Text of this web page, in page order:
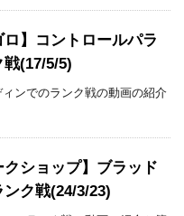
ロ】コントロールパラ
(17/5/5)
ンでのランク戦の動画の紹介
クショップ】ブラッド
ク戦(24/3/23)